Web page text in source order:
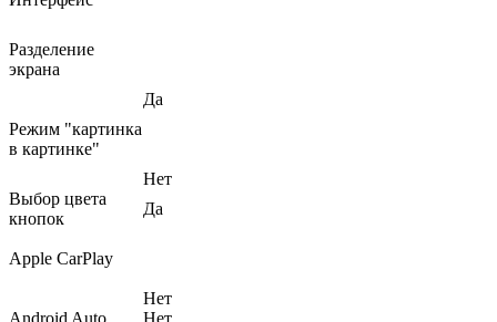
Разделение
экрана
Да
Режим "картинка
в картинке"
Нет
Выбор цвета
кнопок
Да
Apple CarPlay
Нет
Android Auto
Нет